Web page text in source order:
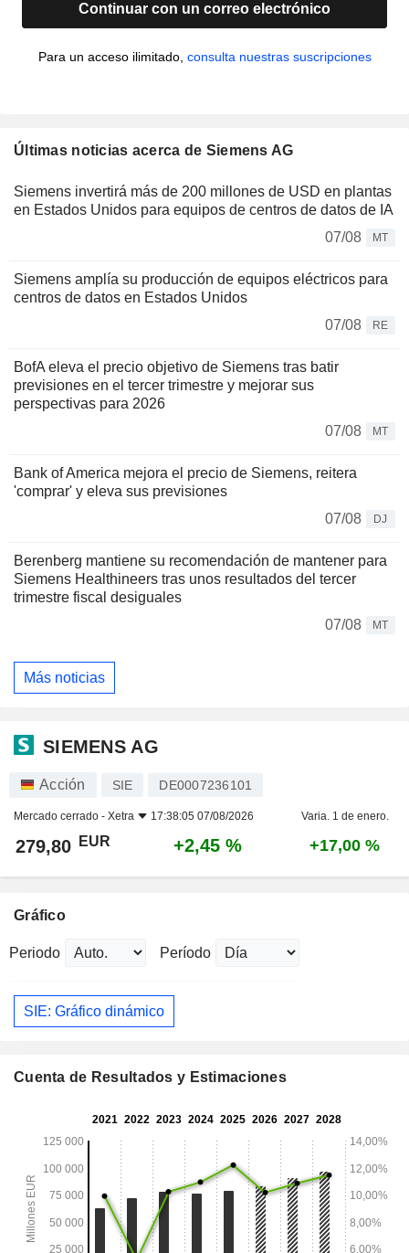
Continuar con un correo electrónico
Para un acceso ilimitado, consulta nuestras suscripciones
Últimas noticias acerca de Siemens AG
Siemens invertirá más de 200 millones de USD en plantas
en Estados Unidos para equipos de centros de datos de IA
07/08
MT
Siemens amplía su producción de equipos eléctricos para
centros de datos en Estados Unidos
07/08
RE
BofA eleva el precio objetivo de Siemens tras batir
previsiones en el tercer trimestre y mejorar sus
perspectivas para 2026
07/08
MT
Bank of America mejora el precio de Siemens, reitera
'comprar' y eleva sus previsiones
07/08
DJ
Berenberg mantiene su recomendación de mantener para
Siemens Healthineers tras unos resultados del tercer
trimestre fiscal desiguales
07/08
MT
Más noticias
SIEMENS AG
Acción SIE DE0007236101
Mercado cerrado - Xetra 17:38:05 07/08/2026 Varia. 1 de enero.
279,80 EUR +2,45 % +17,00 %
Gráfico
Periodo Período
SIE: Gráfico dinámico
Cuenta de Resultados y Estimaciones